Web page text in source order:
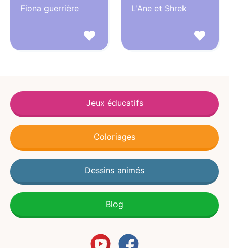
Fiona guerrière L'Ane et Shrek
Jeux éducatifs
Coloriages
Dessins animés
Blog